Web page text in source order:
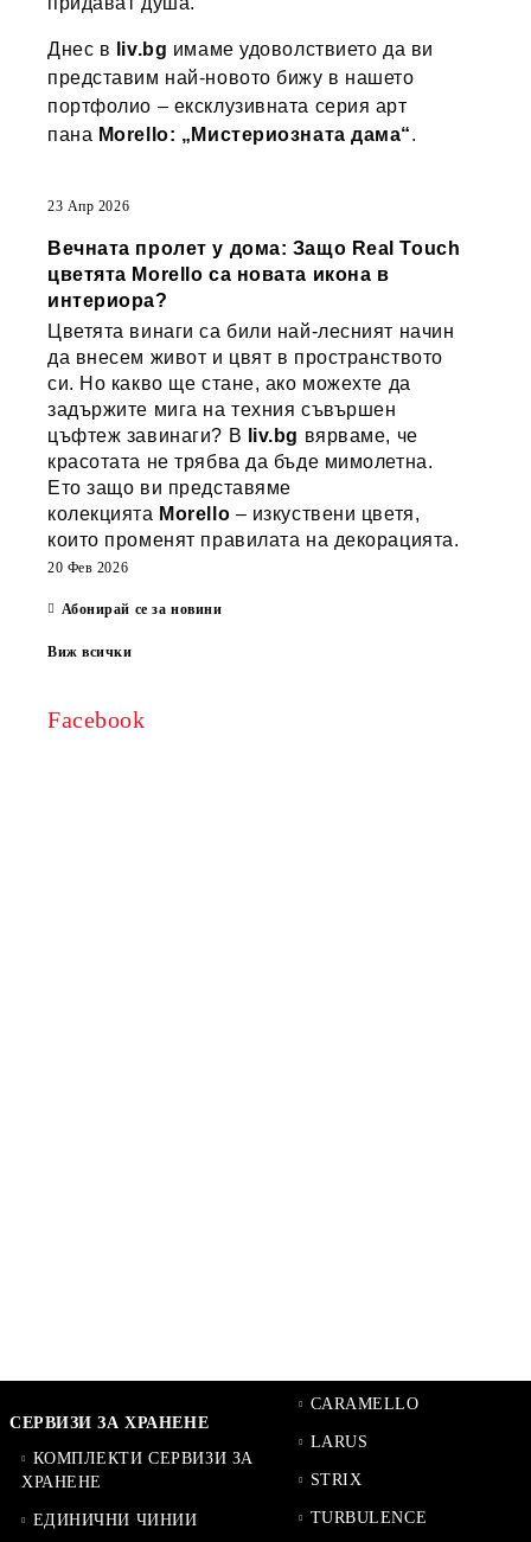
Днес в liv.bg имаме удоволствието да ви
представим най-новото бижу в нашето
портфолио – ексклузивната серия арт
пана Morello: „Мистериозната дама“.
23 Апр 2026
Вечната пролет у дома: Защо Real Touch
цветята Morello са новата икона в
интериора?
Цветята винаги са били най-лесният начин
да внесем живот и цвят в пространството
си. Но какво ще стане, ако можехте да
задържите мига на техния съвършен
цъфтеж завинаги? В
liv.bg вярваме, че
красотата не трябва да бъде мимолетна.
Ето защо ви представяме
колекцията Morello – изкуствени цветя,
които променят правилата на декорацията.
20 Фев 2026
Абонирай се за новини
Виж всички
Facebook
СЕРВИЗИ ЗА ХРАНЕНЕ
КОМПЛЕКТИ СЕРВИЗИ ЗА
ХРАНЕНЕ
ЕДИНИЧНИ ЧИНИИ
CARAMELLO
LARUS
STRIX
TURBULENCE